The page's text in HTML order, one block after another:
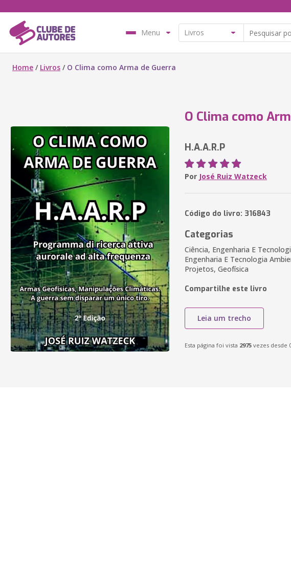
Menu
Home / Livros / O Clima como Arma de Guerra
O Clima como
H.A.A.R.P
Por José Ruiz Watzeck
Código do livro: 316843
Categorias
Ciência, Engenharia E
Engenharia E Tecnologia
Projetos, Geofísica
Compartilhe este livro
Leia um trecho
Esta página foi vista 2975 vezes desde